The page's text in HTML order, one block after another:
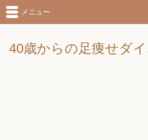
40歳からの足痩せダ
メニュー